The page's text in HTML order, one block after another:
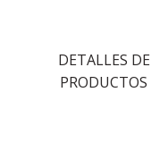
DETALLES DE
PRODUCTOS